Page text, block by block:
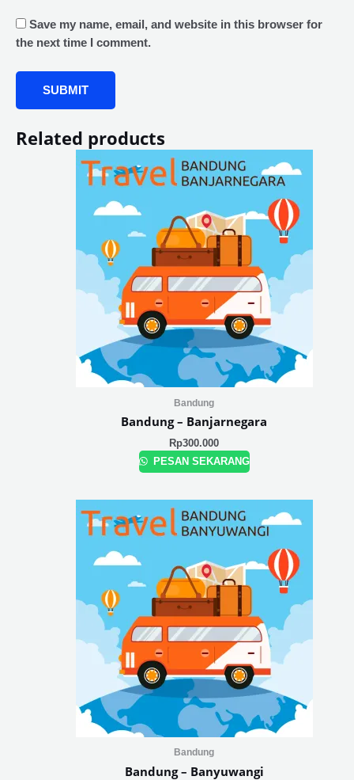
Save my name, email, and website in this browser for
the next time I comment.
Related products
Bandung
Bandung – Banjarnegara
Rp300.000
PESAN SEKARANG
Bandung
Bandung – Banyuwangi